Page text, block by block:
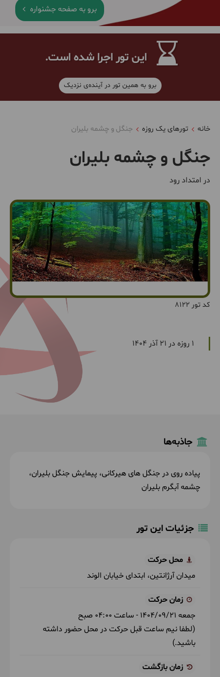
برو به صفحه جشنواره
این تور اجرا شده است.
برو به همین تور در آینده‌ی نزدیک
خانه تورهای یک روزه جنگل و چشمه بلیران
جنگل و چشمه بلیران
در امتداد رود
کد تور 8122
1 روزه در 21 آذر 1404
جاذبه‌ها
پیاده روی در جنگل های هیرکانی، پیمایش جنگل بلیران،
چشمه آبگرم بلیران
جزئیات این تور
محل حرکت
میدان آرژانتین، ابتدای خیابان الوند
زمان حرکت
جمعه 1404/09/21 - ساعت 04:00 صبح
(لطفا نیم ساعت قبل حرکت در محل حضور داشته
باشید.)
زمان بازگشت